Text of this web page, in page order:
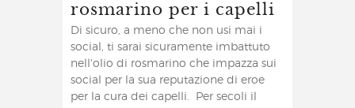
rosmarino per i capelli
Di sicuro, a meno che non usi mai i
social, ti sarai sicuramente imbattuto
nell'olio di rosmarino che impazza sui
social per la sua reputazione di eroe
per la cura dei capelli. Per secoli il